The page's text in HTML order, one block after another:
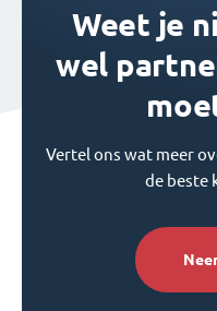
Weet je
wel
Vertel ons wat meer
de beste